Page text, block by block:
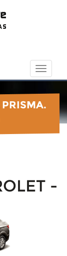
Toggle
-